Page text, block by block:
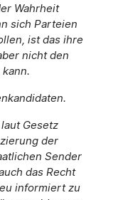
Wahrheit
sich Parteien
ist das ihre
nicht den
Gesetz
der
Sender
das Recht
informiert zu